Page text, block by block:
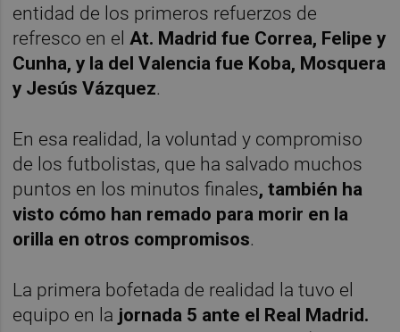
entidad de los primeros refuerzos de
refresco en el At. Madrid fue Correa, Felipe y
Cunha, y la del Valencia fue Koba, Mosquera
y Jesús Vázquez.
En esa realidad, la voluntad y compromiso
de los futbolistas, que ha salvado muchos
puntos en los minutos finales, también ha
visto cómo han remado para morir en la
orilla en otros compromisos.
La primera bofetada de realidad la tuvo el
equipo en la jornada 5 ante el Real Madrid.